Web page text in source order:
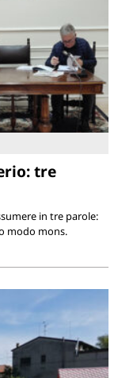
tre
in tre parole:
modo mons.